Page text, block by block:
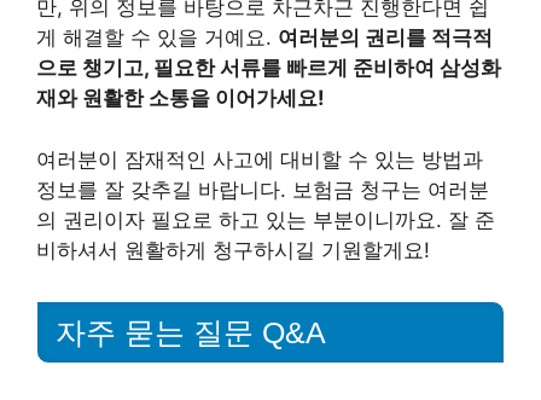
만, 위의 정보를 바탕으로 차근차근 진행한다면 쉽
게 해결할 수 있을 거예요. 여러분의 권리를 적극적
으로 챙기고, 필요한 서류를 빠르게 준비하여 삼성화
재와 원활한 소통을 이어가세요!
여러분이 잠재적인 사고에 대비할 수 있는 방법과
정보를 잘 갖추길 바랍니다. 보험금 청구는 여러분
의 권리이자 필요로 하고 있는 부분이니까요. 잘 준
비하셔서 원활하게 청구하시길 기원할게요!
자주 묻는 질문 Q&A